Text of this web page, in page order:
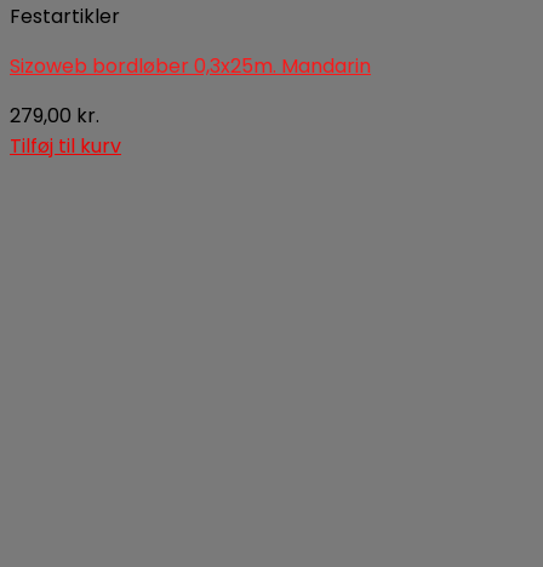
Festartikler
Sizoweb bordløber 0,3x25m. Mandarin
279,00 kr.
Tilføj til kurv